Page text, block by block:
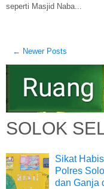
seperti Masjid Naba...
← Newer Posts
SOLOK
Sikat
Polres
dan Ganja